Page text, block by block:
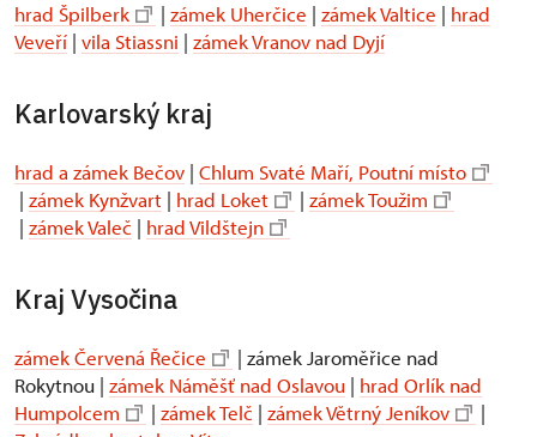
hrad Špilberk | zámek Uherčice | zámek Valtice | hrad
Veveří | vila Stiassni | zámek Vranov nad Dyjí
Karlovarský kraj
hrad a zámek Bečov | Chlum Svaté Maří, Poutní místo
| zámek Kynžvart | hrad Loket | zámek Toužim
| zámek Valeč | hrad Vildštejn
Kraj Vysočina
zámek Červená Řečice
| zámek Jaroměřice nad
Rokytnou | zámek Náměšť nad Oslavou | hrad Orlík nad
Humpolcem
| zámek Telč | zámek Větrný Jeníkov
|